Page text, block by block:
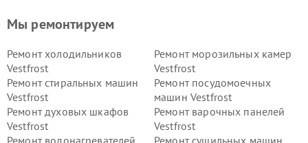
Мы ремонтируем
Ремонт холодильников
Vestfrost
Ремонт морозильных камер
Vestfrost
Ремонт стиральных машин
Vestfrost
Ремонт посудомоечных
машин Vestfrost
Ремонт духовых шкафов
Vestfrost
Ремонт варочных панелей
Vestfrost
Ремонт водонагревателей
Ремонт сушильных машин